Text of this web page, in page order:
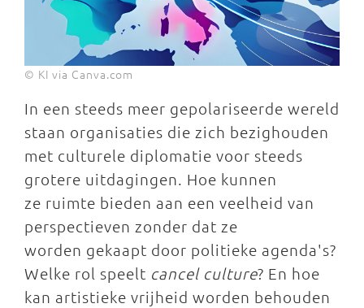
© KI via Canva.com
In een steeds meer gepolariseerde wereld
staan organisaties die zich bezighouden
met culturele diplomatie voor steeds
grotere uitdagingen. Hoe kunnen
ze ruimte bieden aan een veelheid van
perspectieven zonder dat ze
worden gekaapt door politieke agenda's?
Welke rol speelt cancel culture? En hoe
kan artistieke vrijheid worden behouden